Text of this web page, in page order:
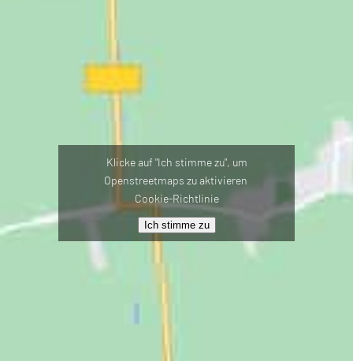
Klicke auf "Ich stimme zu", um
Openstreetmaps zu aktivieren
Cookie-Richtlinie
Ich stimme zu